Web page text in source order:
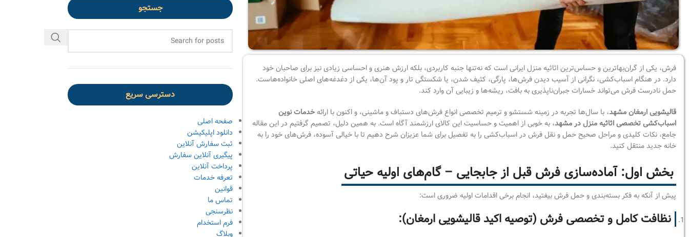
فرش، یکی از گران‌بهاترین و حساس‌ترین اثاثیه منزل ایرانی است که نه‌تنها جنبه کاربردی، بلکه ارزش هنری و احساسی زیادی نیز برای صاحبان خود
دارد. در هنگام اسباب‌کشی، نگرانی از آسیب دیدن فرش‌ها، پارگی، کثیف شدن، یا شکستگی تار و پود آن‌ها، یکی از دغدغه‌های اصلی خانواده‌هاست.
حمل نادرست فرش می‌تواند خسارات جبران‌ناپذیری به بافت، ریشه‌ها و زیبایی آن وارد کند.
قالیشویی ارمغان مشهد، با سال‌ها تجربه در زمینه شستشو و ترمیم تخصصی انواع فرش‌های دستباف و ماشینی، و اکنون با ارائه خدمات نوین
اسباب‌کشی تخصصی اثاثیه منزل در مشهد، به خوبی از اهمیت و حساسیت این کالای ارزشمند آگاه است. به همین دلیل، تصمیم گرفتیم در این مقاله
جامع، نکات کلیدی و مراحل صحیح حمل و نقل فرش در اسباب‌کشی را به تفصیل برای شما عزیزان شرح دهیم تا با خیالی آسوده، فرش‌های خود را به
خانه جدید منتقل کنید.
بخش اول: آماده‌سازی فرش قبل از جابجایی – گام‌های اولیه حیاتی
پیش از آنکه به فکر بسته‌بندی و حمل فرش بیفتید، انجام برخی اقدامات اولیه ضروری است:
نظافت کامل و تخصصی فرش (توصیه اکید قالیشویی ارمغان):
جستجو
دسترسی سریع
صفحه اصلی
دانلود اپلیکیشن
ثبت سفارش آنلاین
پیگیری آنلاین سفارش
پرداخت آنلاین
تعرفه خدمات
قوانین
تماس ما
نظرسنجی
فرم استخدام
وبلاگ